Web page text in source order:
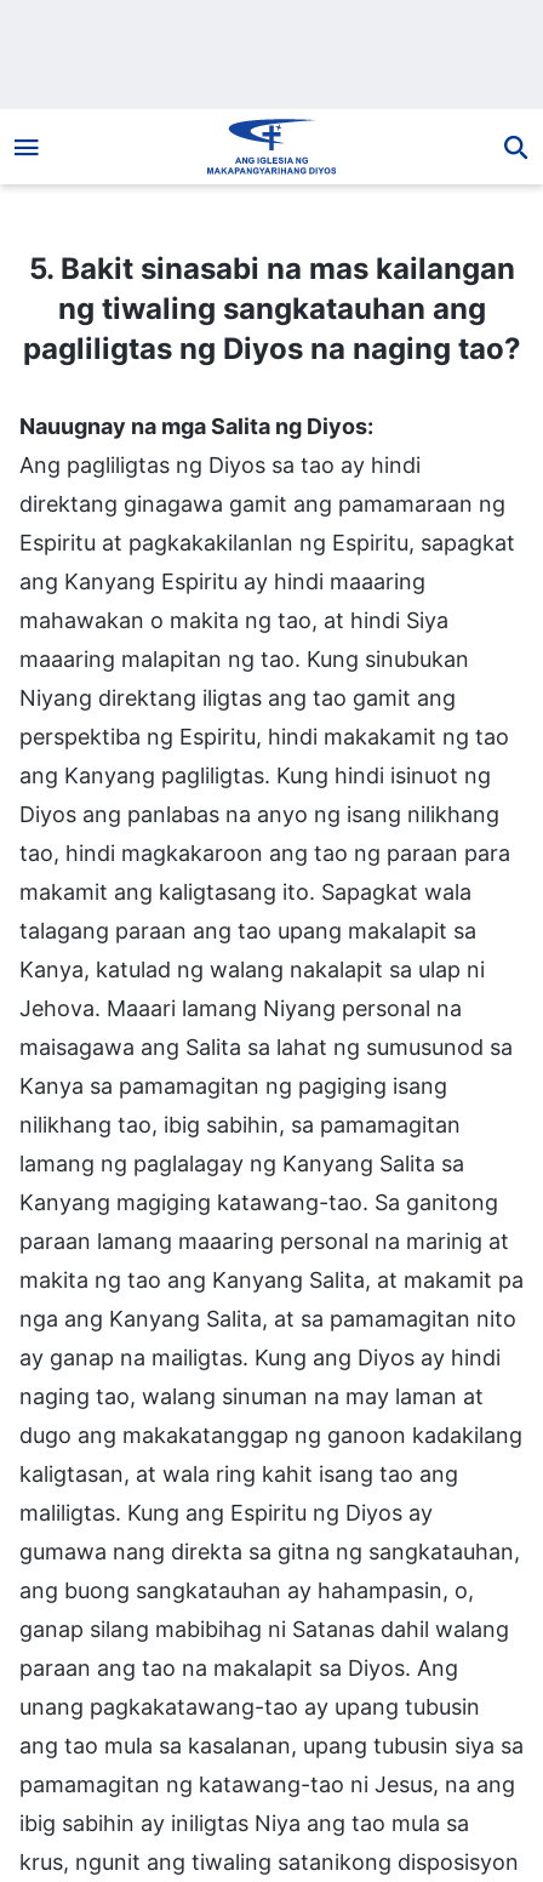
5. Bakit sinasabi na mas kailangan
ng tiwaling sangkatauhan ang
pagliligtas ng Diyos na naging tao?
Nauugnay na mga Salita ng Diyos:
Ang pagliligtas ng Diyos sa tao ay hindi
direktang ginagawa gamit ang pamamaraan ng
Espiritu at pagkakakilanlan ng Espiritu, sapagkat
ang Kanyang Espiritu ay hindi maaaring
mahawakan o makita ng tao, at hindi Siya
maaaring malapitan ng tao. Kung sinubukan
Niyang direktang iligtas ang tao gamit ang
perspektiba ng Espiritu, hindi makakamit ng tao
ang Kanyang pagliligtas. Kung hindi isinuot ng
Diyos ang panlabas na anyo ng isang nilikhang
tao, hindi magkakaroon ang tao ng paraan para
makamit ang kaligtasang ito. Sapagkat wala
talagang paraan ang tao upang makalapit sa
Kanya, katulad ng walang nakalapit sa ulap ni
Jehova. Maaari lamang Niyang personal na
maisagawa ang Salita sa lahat ng sumusunod sa
Kanya sa pamamagitan ng pagiging isang
nilikhang tao, ibig sabihin, sa pamamagitan
lamang ng paglalagay ng Kanyang Salita sa
Kanyang magiging katawang-tao. Sa ganitong
paraan lamang maaaring personal na marinig at
makita ng tao ang Kanyang Salita, at makamit pa
nga ang Kanyang Salita, at sa pamamagitan nito
ay ganap na mailigtas. Kung ang Diyos ay hindi
naging tao, walang sinuman na may laman at
dugo ang makakatanggap ng ganoon kadakilang
kaligtasan, at wala ring kahit isang tao ang
maliligtas. Kung ang Espiritu ng Diyos ay
gumawa nang direkta sa gitna ng sangkatauhan,
ang buong sangkatauhan ay hahampasin, o,
ganap silang mabibihag ni Satanas dahil walang
paraan ang tao na makalapit sa Diyos. Ang
unang pagkakatawang-tao ay upang tubusin
ang tao mula sa kasalanan, upang tubusin siya sa
pamamagitan ng katawang-tao ni Jesus, na ang
ibig sabihin ay iniligtas Niya ang tao mula sa
krus, ngunit ang tiwaling satanikong disposisyon